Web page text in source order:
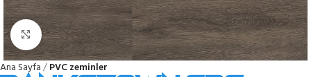
Ana Sayfa PVC zeminler
Click to enlarge